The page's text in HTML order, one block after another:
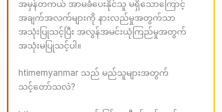
အမှန်တကယ် အာမခံပေးနိုင်သူ မရှိသောကြောင့်
အချက်အလက်များကို နားလည်မှုအတွက်သာ
အသုံးပြုသင့်ပြီး အလွန်အမင်းယုံကြည်မှုအတွက်
အသုံးမပြုသင့်ပါ။
htimemyanmar သည် မည်သူများအတွက်
သင့်တော်သလဲ?